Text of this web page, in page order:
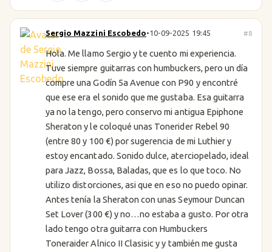
Sergio Mazzini Escobedo•10-09-2025 19:45 #8
Hola. Me llamo Sergio y te cuento mi experiencia.
Tuve siempre guitarras con humbuckers, pero un día
compre una Godín 5a Avenue con P90 y encontré
que ese era el sonido que me gustaba. Esa guitarra
ya no la tengo, pero conservo mi antigua Epiphone
Sheraton y le coloqué unas Tonerider Rebel 90
(entre 80 y 100 €) por sugerencia de mi Luthier y
estoy encantado. Sonido dulce, aterciopelado, ideal
para Jazz, Bossa, Baladas, que es lo que toco. No
utilizo distorciones, asi que en eso no puedo opinar.
Antes tenía la Sheraton con unas Seymour Duncan
Set Lover (300 €) y no…no estaba a gusto. Por otra
lado tengo otra guitarra con Humbuckers
Toneraider Alnico II Clasisic y y también me gusta